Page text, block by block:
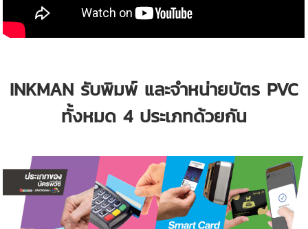
INKMAN รับพิมพ์ และจำหน่ายบัตร PVC
ทั้งหมด 4 ประเภทด้วยกัน